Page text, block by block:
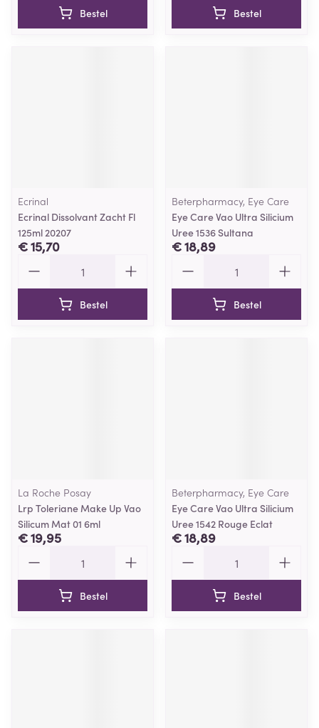
Bestel Bestel
Ecrinal
Ecrinal Dissolvant Zacht Fl
125ml 20207
€ 15,70
Bestel
Beterpharmacy, Eye Care
Eye Care Vao Ultra Silicium
Uree 1536 Sultana
€ 18,89
Bestel
La Roche Posay
Lrp Toleriane Make Up Vao
Silicum Mat 01 6ml
€ 19,95
Bestel
Beterpharmacy, Eye Care
Eye Care Vao Ultra Silicium
Uree 1542 Rouge Eclat
€ 18,89
Bestel